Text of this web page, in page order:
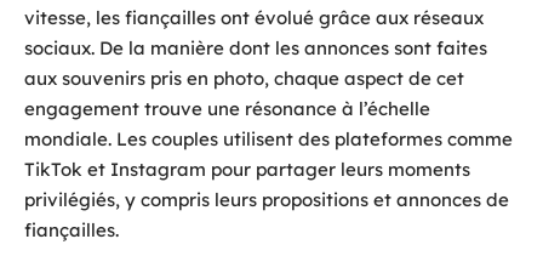
vitesse, les fiançailles ont évolué grâce aux réseaux
sociaux. De la manière dont les annonces sont faites
aux souvenirs pris en photo, chaque aspect de cet
engagement trouve une résonance à l’échelle
mondiale. Les couples utilisent des plateformes comme
TikTok et Instagram pour partager leurs moments
privilégiés, y compris leurs propositions et annonces de
fiançailles.